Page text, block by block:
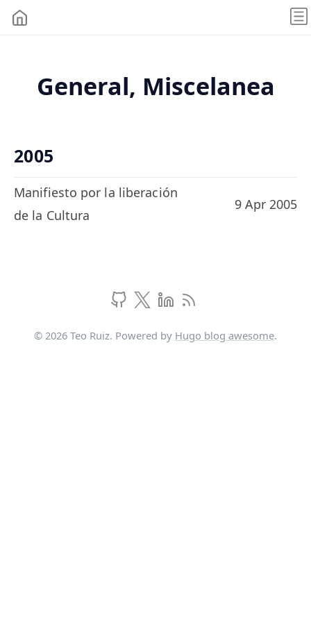
General, Miscelanea
2005
Manifiesto por la liberación
de la Cultura
9 Apr 2005
© 2026 Teo Ruiz. Powered by Hugo blog awesome.